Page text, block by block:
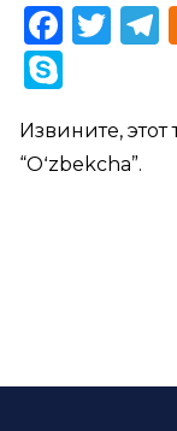
Извините, этот
“Oʻzbekcha”.